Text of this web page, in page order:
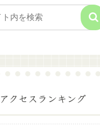
アクセスランキング